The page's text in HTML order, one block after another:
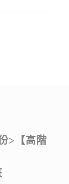
>【高階